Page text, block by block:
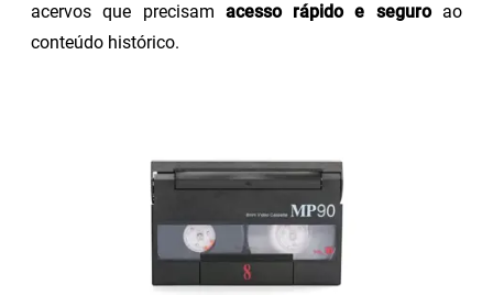
acervos que precisam acesso rápido e seguroao
conteúdo histórico.